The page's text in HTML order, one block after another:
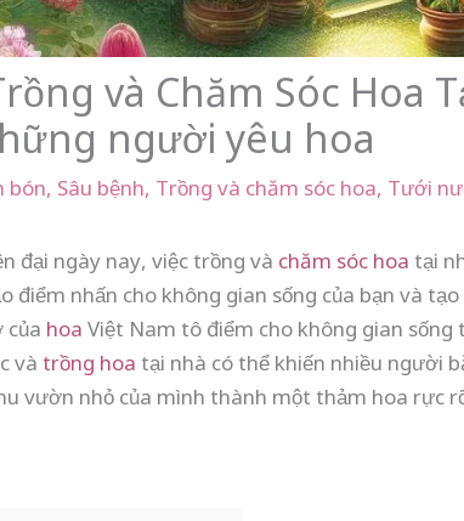
và Chăm Sóc Hoa
người yêu hoa
bón, Sâu bệnh, Trồng và chăm sóc hoa, Tưới
đại ngày nay, việc trồng và chăm sóc hoa tại
điểm nhấn cho không gian sống của bạn và
của hoa Việt Nam tô điểm cho không gian
và trồng hoa tại nhà có thể khiến nhiều người
vườn nhỏ của mình thành một thảm hoa rực